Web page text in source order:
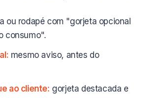
ou rodapé com "gorjeta opcional
consumo".
mesmo aviso, antes do
ao cliente: gorjeta destacada e